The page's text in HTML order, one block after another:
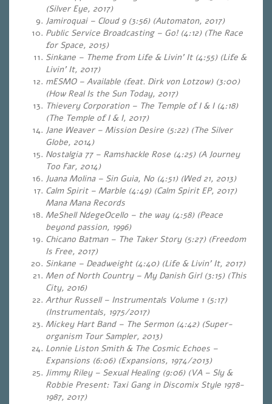
(Silver Eye, 2017)
Jamiroquai – Cloud 9 (3:56) (Automaton, 2017)
Public Service Broadcasting – Go! (4:12) (The Race
for Space, 2015)
Sinkane – Theme from Life & Livin’ It (4:55) (Life &
Livin’ It, 2017)
mESMO – Available (feat. Dirk von Lotzow) (3:00)
(How Real Is the Sun Today, 2017)
Thievery Corporation – The Temple of I & I (4:18)
(The Temple of I & I, 2017)
Jane Weaver – Mission Desire (5:22) (The Silver
Globe, 2014)
Nostalgia 77 – Ramshackle Rose (4:25) (A Journey
Too Far, 2014)
Juana Molina – Sin Guia, No (4:51) (Wed 21, 2013)
Calm Spirit – Marble (4:49) (Calm Spirit EP, 2017)
Mana Mana Records
MeShell NdegeOcello – the way (4:58) (Peace
beyond passion, 1996)
Chicano Batman – The Taker Story (5:27) (Freedom
Is Free, 2017)
Sinkane – Deadweight (4:40) (Life & Livin’ It, 2017)
Men of North Country – My Danish Girl (3:15) (This
City, 2016)
Arthur Russell – Instrumentals Volume 1 (5:17)
(Instrumentals, 1975/2017)
Mickey Hart Band – The Sermon (4:42) (Super-
organism Tour Sampler, 2013)
Lonnie Liston Smith & The Cosmic Echoes –
Expansions (6:06) (Expansions, 1974/2013)
Jimmy Riley – Sexual Healing (9:06) (VA – Sly &
Robbie Present: Taxi Gang in Discomix Style 1978-
1987, 2017)